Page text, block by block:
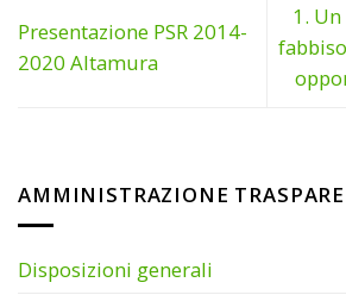
AMMINISTRAZIONE
Disposizioni generali
Presentazione PSR 2014-
2020 Altamura
1.